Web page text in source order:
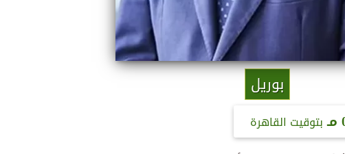
بوريل
بتوقيت القاهرة